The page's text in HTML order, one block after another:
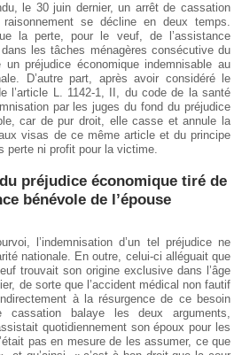
le 30 juin dernier, un arrêt de cassation
se décline en deux temps.
la perte, pour le veuf, de l’assistance
les tâches ménagères consécutive du
préjudice économique indemnisable au
D’autre part, après avoir considéré le
l’article L. 1142-1, II, du code de la santé
par les juges du fond du préjudice
car de pur droit, elle casse et annule la
visas de ce même article et du principe
perte ni profit pour la victime.
préjudice économique tiré de
bénévole de l’épouse
l’indemnisation d’un tel préjudice ne
nationale. En outre, celui-ci alléguait que
trouvait son origine exclusive dans l’âge
de sorte que l’accident médical non fautif
à la résurgence de ce besoin
cassation balaye les deux arguments,
quotidiennement son époux pour les
pas en mesure de les assumer, ce que